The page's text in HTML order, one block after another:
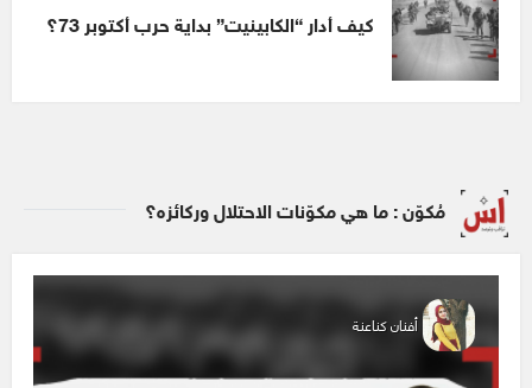
كيف أدار “الكابينيت” بداية حرب أكتوبر 73؟
مُكوّن : ما هي مكوّنات الاحتلال وركائزه؟
أفنان كناعنة